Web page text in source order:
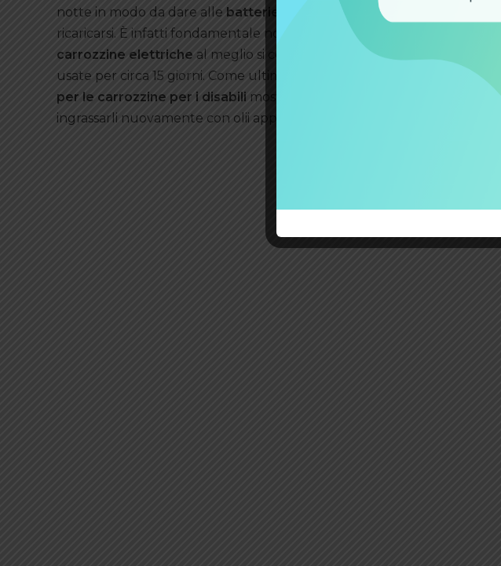
notte in modo da dare alle batterie per le carrozzine per i disabili
ricaricarsi. È infatti fondamentale non interrompere mai il ciclo di
carrozzine elettriche al meglio si consiglia poi di scollegare il cavo
usate per circa 15 giorni. Come ultimo è necessario controllare a
per le carrozzine per i disabili mostrino segni di corrosione. In tal
ingrassarli nuovamente con olii appositi.